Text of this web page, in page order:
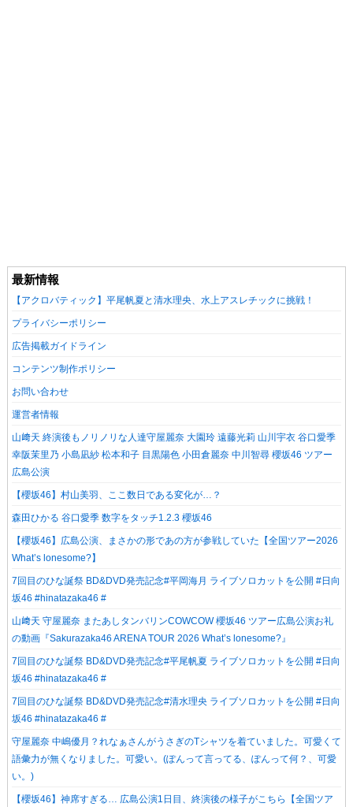
最新情報
【アクロバティック】平尾帆夏と清水理央、水上アスレチックに挑戦！
プライバシーポリシー
広告掲載ガイドライン
コンテンツ制作ポリシー
お問い合わせ
運営者情報
山﨑天 終演後もノリノリな人達守屋麗奈 大園玲 遠藤光莉 山川宇衣 谷口愛季
幸阪茉里乃 小島凪紗 松本和子 目黒陽色 小田倉麗奈 中川智尋 櫻坂46 ツアー
広島公演
【櫻坂46】村山美羽、ここ数日である変化が…？
森田ひかる 谷口愛季 数字をタッチ1.2.3 櫻坂46
【櫻坂46】広島公演、まさかの形であの方が参戦していた【全国ツアー2026
What’s lonesome?】
7回目のひな誕祭 BD&DVD発売記念#平岡海月 ライブソロカットを公開 #日向
坂46 #hinatazaka46 #
山﨑天 守屋麗奈 またあしタンバリンCOWCOW 櫻坂46 ツアー広島公演お礼
の動画『Sakurazaka46 ARENA TOUR 2026 What’s lonesome?』
7回目のひな誕祭 BD&DVD発売記念#平尾帆夏 ライブソロカットを公開 #日向
坂46 #hinatazaka46 #
7回目のひな誕祭 BD&DVD発売記念#清水理央 ライブソロカットを公開 #日向
坂46 #hinatazaka46 #
守屋麗奈 中嶋優月？れなぁさんがうさぎのTシャツを着ていました。可愛くて
語彙力が無くなりました。可愛い。(ぽんって言ってる、ぽんって何？、可愛
い。)⁡
【櫻坂46】神席すぎる… 広島公演1日目、終演後の様子がこちら【全国ツア